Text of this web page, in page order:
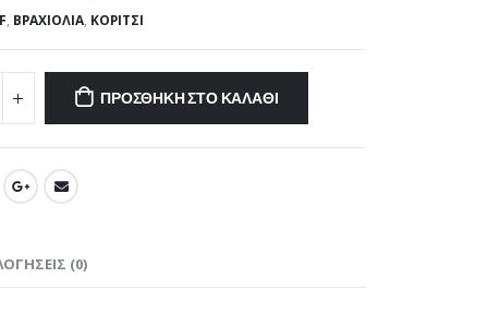
, ΒΡΑΧΙΌΛΙΑ, ΚΟΡΊΤΣΙ
ΠΡΟΣΘΉΚΗ ΣΤΟ ΚΑΛΆΘΙ
(0)